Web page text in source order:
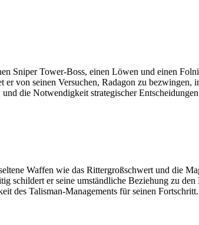
Sniper Tower-Boss, einen Löwen und einen
von seinen Versuchen, Radagon zu bezwingen,
die Notwendigkeit strategischer
Waffen wie das Rittergroßschwert und die
schildert er seine umständliche Beziehung zu
des Talisman-Managements für seinen Fortschritt.